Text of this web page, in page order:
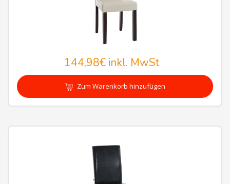
144,98€inkl. MwSt
Zum Warenkorb hinzufügen